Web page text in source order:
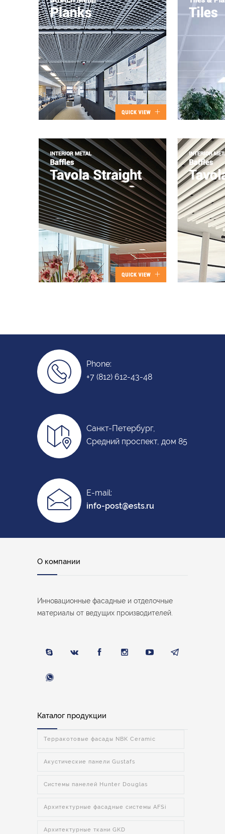
Phone:
+7 (812) 612-43-48
Санкт-Петербург,
Средний проспект, дом 85
E-mail:
info-post@ests.ru
О компании
Инновационные фасадные и отделочные
материалы от ведущих производителей.
Каталог продукции
Терракотовые фасады NBK Ceramic
Акустические панели Gustafs
Системы панелей Hunter Douglas
Архитектурные фасадные системы AFSi
Архитектурные ткани GKD